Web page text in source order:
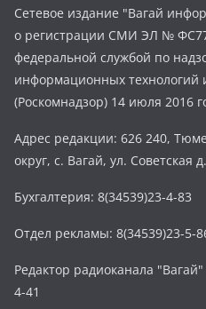
Сетевое издание "Вагай
о регистрации СМИ ЭЛ №
федеральной службой по
информационных технологий
(Роскомнадзор) 14 июля 2016
Адрес редакции: 626 240,
округ, с. Вагай, ул. Советская
Бухгалтерия: 8(34539)23-4-83
Отдел рекламы: 8(34539)23-5-
Редактор радиоканала
4-41